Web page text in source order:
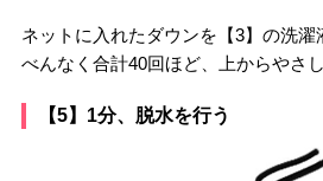
ネットに入れたダウンを【3】の洗
べんなく合計40回ほど、上からやさ
【5】1分、脱水を行う